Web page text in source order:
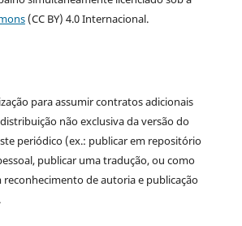
(CC BY) 4.0 Internacional.
para assumir contratos adicionais
não exclusiva da versão do
periódico (ex.: publicar em repositório
publicar uma tradução, ou como
de autoria e publicação